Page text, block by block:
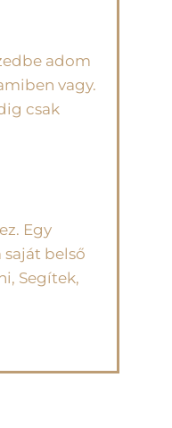
adom
vagy.
csak
Egy
belső
Segítek,